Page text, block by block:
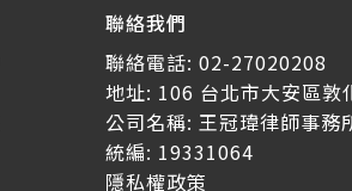
聯絡我們
聯絡電話: 02-27020208
地址: 106 台北市大安區
公司名稱: 王冠瑋律師事務
統編: 19331064
隱私權政策